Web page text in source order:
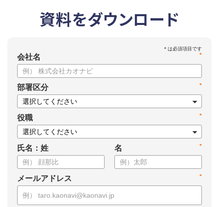
資料をダウンロード
*
会社名
*
部署区分
*
役職
氏名：姓 *
名
*
メールアドレス